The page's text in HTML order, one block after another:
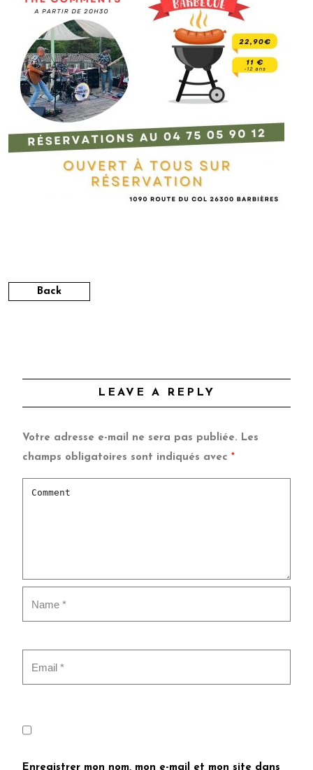
Back
LEAVE A REPLY
Votre adresse e-mail ne sera pas publiée. Les
champs obligatoires sont indiqués avec *
Enregistrer mon nom, mon e-mail et mon site dans